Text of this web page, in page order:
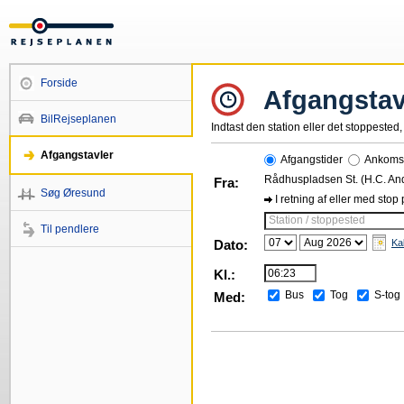
Forside
BilRejseplanen
Afgangstavler
Søg Øresund
Til pendlere
Indtast den station eller det
Afgangstider
Fra:
Rådhuspladsen St. (H.C.
I retning af eller med stop
Station / stoppested
Dato:
Kl.:
Med:
Bus Tog S-tog